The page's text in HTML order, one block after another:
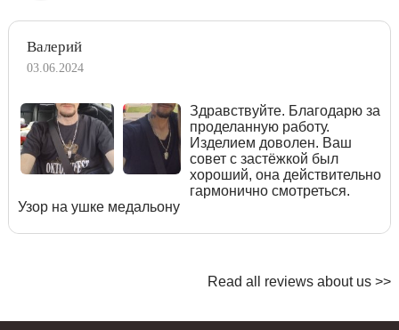
Валерий
03.06.2024
Здравствуйте. Благодарю за
проделанную работу.
Изделием доволен. Ваш
совет с застёжкой был
хороший, она действительно
гармонично смотреться.
Узор на ушке медальону
Read all reviews about us >>